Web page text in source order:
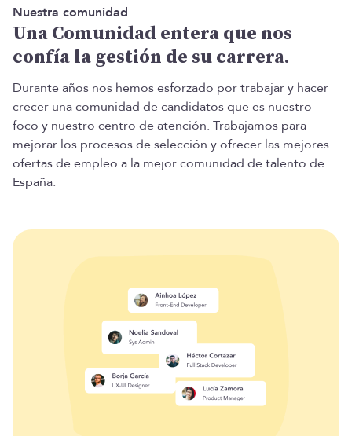
Nuestra comunidad
Una Comunidad entera que nos
confía la gestión de su carrera.
Durante años nos hemos esforzado por trabajar y hacer
crecer una comunidad de candidatos que es nuestro
foco y nuestro centro de atención. Trabajamos para
mejorar los procesos de selección y ofrecer las mejores
ofertas de empleo a la mejor comunidad de talento de
España.